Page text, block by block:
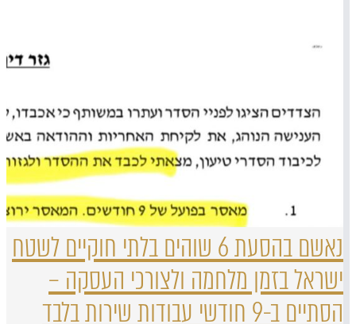
נאשם בהסעת 6 שוהים בלתי חוקיים לשטח
ישראל בזמן מלחמה ולצורכי העסקה –
הסתיים ב-9 חודשי עבודות שירות בלבד